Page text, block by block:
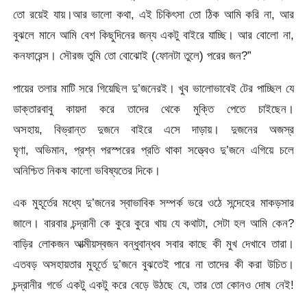
তো রয়েই যায়।আর ভালো কথা, এই চিকিৎসা তো ঠিক আমি করি না, আর
বুঝলে মানে আমি বেশ কিছুদিনের জন্য একটু বাইরে যাচ্ছি। আর বোলো না,
কনফারেন্স। সৌরজ তুমি তো বোঝোই (ফোনটা তুলে) পরের জন?”
পায়ের তলার মাটি সরে গিয়েছিল দু’জনেরই। খুব ভালোভাবেই টের পাচ্ছিল যে
ডাক্তারবাবু কায়দা করে তাদের থেকে মুক্তি পেতে চাইছেন।
অসহায়, বিভ্রান্ত দুজনে বাইরে এসে দাড়ায়। দুজনের অজস্র
ঘৃণা, অভিমান, প্রশ্ন পরস্পরের প্রতি থাকা সত্ত্বেও দু’জনে এগিয়ে চলে
অনিশ্চিত নিকষ কালো ভবিষ্যতের দিকে।
এক মুহূর্তের মধ্যে দু’জনের স্বাভাবিক সম্পর্ক ভরে ওঠে সন্দেহের মাকড়সার
জালে। বারবার চন্দ্রানী কে কুরে কুরে খায় যে কথাটা, সেটা হল আমি কেন?
বাড়ির লোকজন আত্মীয়স্বজন বন্ধুবান্ধব সবার কাছে কী মুখ দেখাবে তারা।
এতবড় অসহায়তার মুহূর্তে দু’জনে বুঝতেই পারে না তাদের কী করা উচিত।
চন্দ্রানীর গর্ভে একটু একটু করে বেড়ে উঠছে যে, তার তো কোনও দোষ নেই!